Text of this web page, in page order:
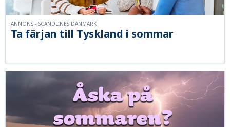
Ta färjan till Tyskland i sommar
ANNONS - SCANDLINES DANMARK